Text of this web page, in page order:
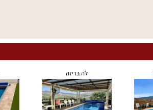
לה בריזה